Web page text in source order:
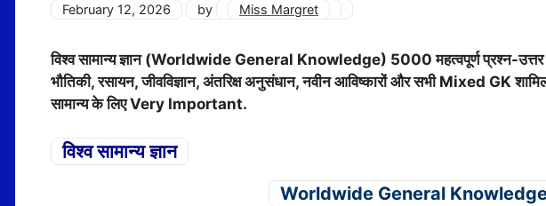
February 12, 2026 by Miss Margret
विश्व सामान्य ज्ञान (Worldwide General Knowledge) 5000 महत्वपूर्ण प्रश्न-उत्तर का
भौतिकी, रसायन, जीवविज्ञान, अंतरिक्ष अनुसंधान, नवीन आविष्कारों और सभी Mixed
सामान्य के लिए Very Important.
विश्व सामान्य ज्ञान
Worldwide General